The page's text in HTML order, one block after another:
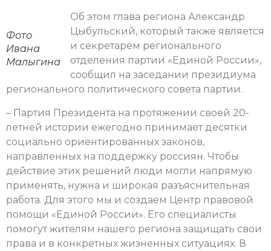
Фото
Ивана
Малыгина
Об этом глава региона Александр
Цыбульский, который также является
и секретарем регионального
отделения партии «Единой России»,
сообщил на заседании президиума
регионального политического совета партии.
– Партия Президента на протяжении своей 20-
летней истории ежегодно принимает десятки
социально ориентированных законов,
направленных на поддержку россиян. Чтобы
действие этих решений люди могли напрямую
применять, нужна и широкая разъяснительная
работа. Для этого мы и создаем Центр правовой
помощи «Единой России». Его специалисты
помогут жителям нашего региона защищать свои
права и в конкретных жизненных ситуациях. В